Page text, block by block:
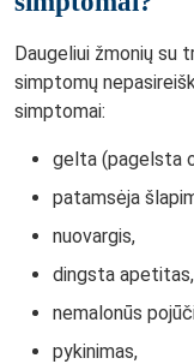
Daugeliui žmonių su
simptomų
simptomai:
gelta (pagelsta
patamsėja
nuovargis,
dingsta apetitas,
nemalonūs
pykinimas,